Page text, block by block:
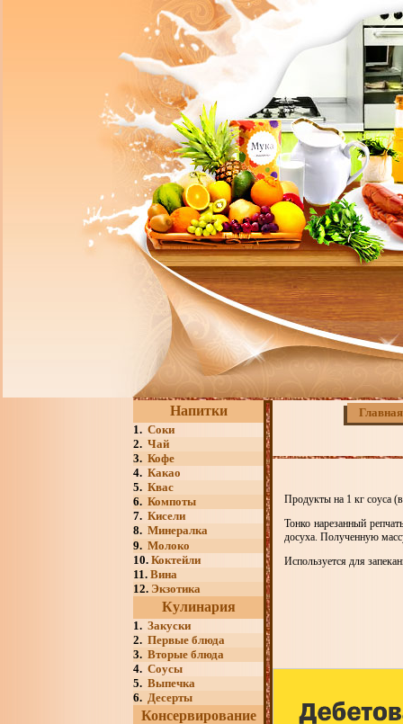
Напитки
1. Соки
2. Чай
3. Кофе
4. Какао
5. Квас
6. Компоты
7. Кисели
8. Минералка
9. Молоко
10. Коктейли
11. Вина
12. Экзотика
Кулинария
1. Закуски
2. Первые блюда
3. Вторые блюда
4. Соусы
5. Выпечка
6. Десерты
Консервирование
Главная
Продукты на 1 кг соуса
Тонко нарезанный
досуха. Полученную
Используется для